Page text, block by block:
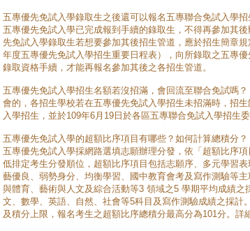
五專優先免試入學錄取生之後還可以報名五專聯合免試入學招
五專優先免試入學已完成報到手續的錄取生，不得再參加其
先免試入學錄取生若想要參加其後招生管道，應於招生簡章
年度五專優先免試入學招生重要日程表），向所錄取之五專
錄取資格手續，才能再報名參加其後之各招生管道。
五專優先免試入學招生名額若沒招滿，會回流至聯合免試嗎？
會的，各招生學校若在五專優先免試入學招生未招滿時，招
入學招生，並於109年6月19日於各區五專聯合免試入學招生委
五專優先免試入學的超額比序項目有哪些？如何計算總積分？
五專優先免試入學採網路選填志願辦理分發，依「超額比序
低排定考生分發順位，超額比序項目包括志願序、多元學習
藝優良、弱勢身分、均衡學習、國中教育會考及寫作測驗等
與體育、藝術與人文及綜合活動等3 領域之5 學期平均成績之
文、數學、英語、自然、社會等5科目及寫作測驗成績之採計
及積分上限，報名考生之超額比序總積分最高分為101分。詳